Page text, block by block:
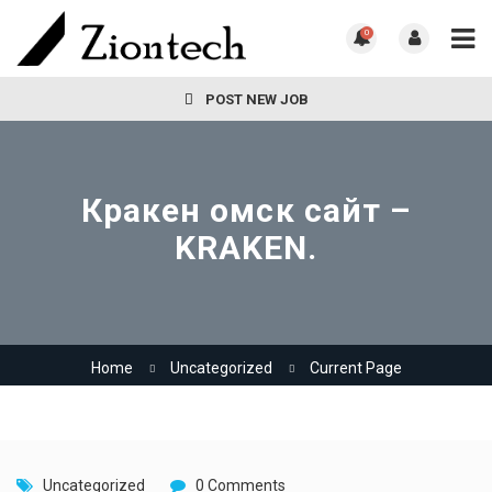
0
POST NEW JOB
Кракен омск сайт –
KRAKEN.
Home Uncategorized Current Page
Uncategorized 0 Comments